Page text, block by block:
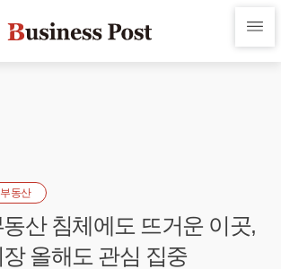
부동산
산 침체에도 뜨거운 이곳,
올해도 관심 집중